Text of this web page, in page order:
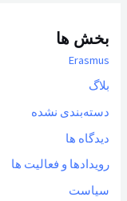
بخش ها
Erasmus
بلاگ
دسته‌بندی نشده
دیدگاه ها
رویدادها و فعالیت ها
سیاست